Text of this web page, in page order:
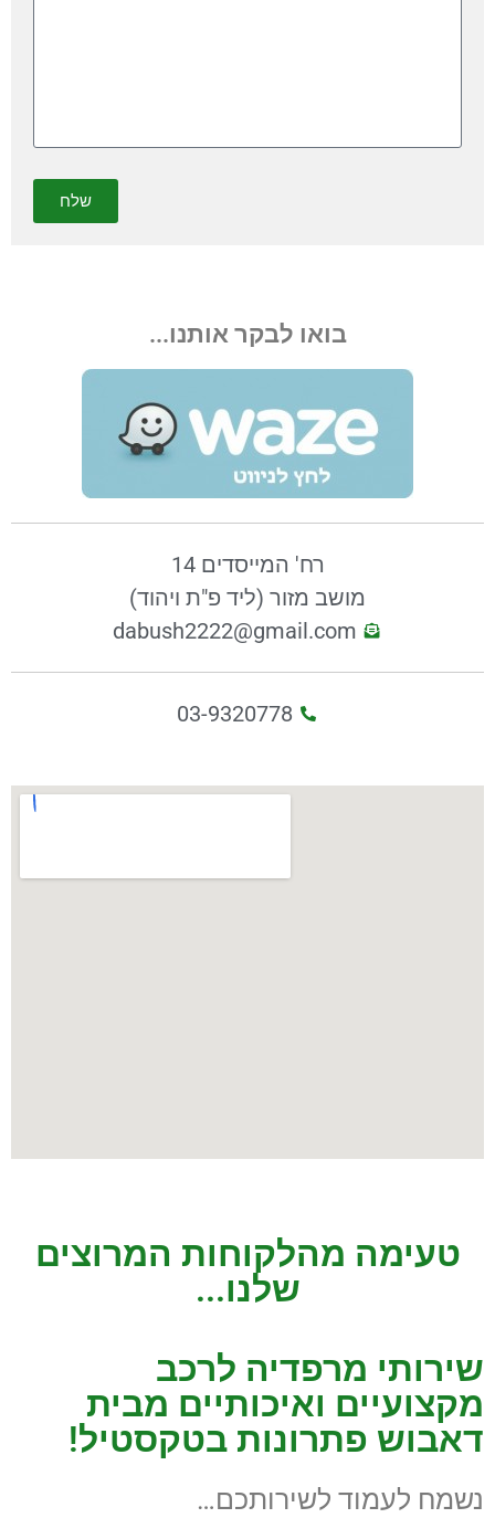
שלח
בואו לבקר אותנו...
רח' המייסדים 14
מושב מזור (ליד פ"ת ויהוד)
dabush2222@gmail.com
03-9320778​
טעימה מהלקוחות המרוצים
שלנו...
שירותי מרפדיה לרכב
מקצועיים ואיכותיים מבית
דאבוש פתרונות בטקסטיל!
נשמח לעמוד לשירותכם…